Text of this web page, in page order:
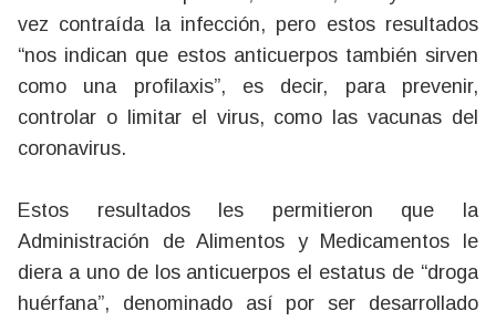
vez contraída la infección, pero estos resultados
“nos indican que estos anticuerpos también sirven
como una profilaxis”, es decir, para prevenir,
controlar o limitar el virus, como las vacunas del
coronavirus.
Estos resultados les permitieron que la
Administración de Alimentos y Medicamentos le
diera a uno de los anticuerpos el estatus de “droga
huérfana”, denominado así por ser desarrollado